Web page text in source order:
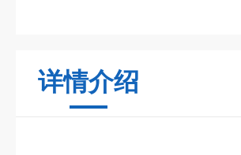
详情介绍